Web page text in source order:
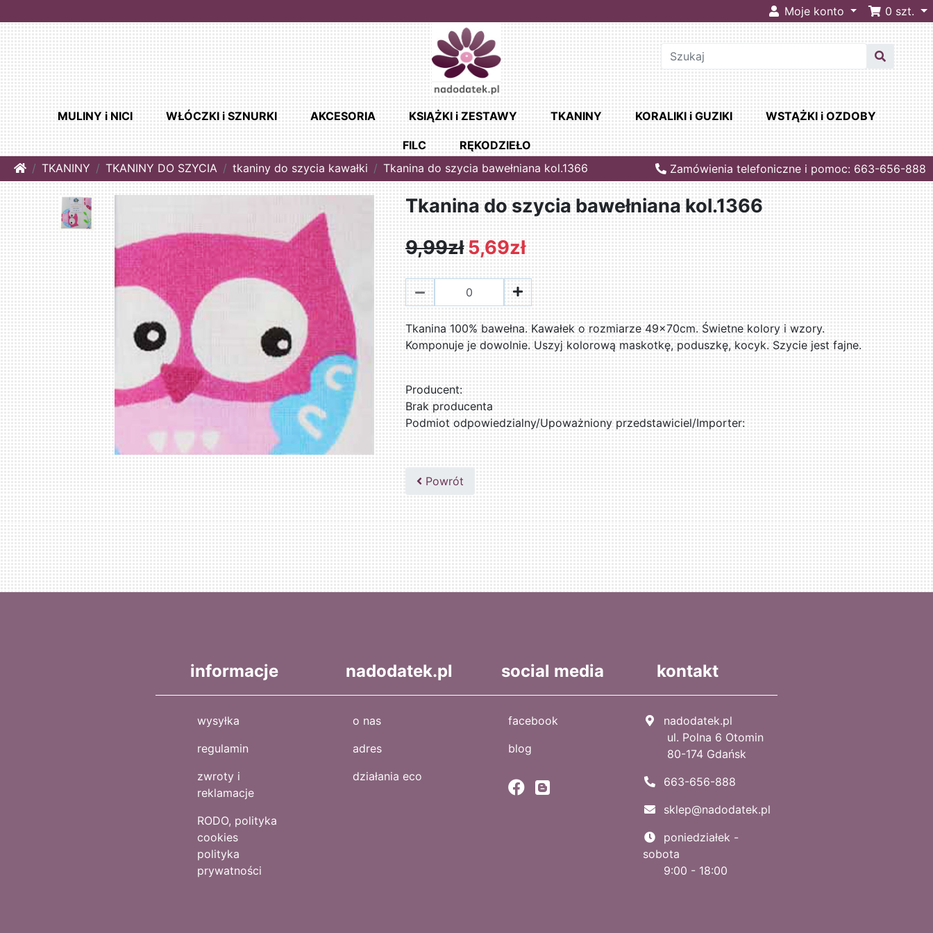
Moje konto 0 szt.
MULINY i NICI WŁÓCZKI i SZNURKI AKCESORIA KSIĄŻKI i ZESTAWY TKANINY KORALIKI i GUZIKI WSTĄŻKI i OZDOBY
FILC
RĘKODZIEŁO
HomeTKANINY TKANINY DO SZYCIA tkaniny do szycia kawałki Tkanina do szycia bawełniana kol.1366 Zamówienia telefoniczne i pomoc: 663-656-888
Tkanina do szycia bawełniana kol.1366
9,99zł 5,69zł
Tkanina 100% bawełna. Kawałek o rozmiarze 49x70cm. Świetne kolory i wzory.
Komponuje je dowolnie. Uszyj kolorową maskotkę, poduszkę, kocyk. Szycie jest fajne.
Producent:
Brak producenta
Podmiot odpowiedzialny/Upoważniony przedstawiciel/Importer:
Powrót
informacje
wysyłka
regulamin
zwroty i
reklamacje
RODO, polityka
cookies
polityka
prywatności
nadodatek.pl
o nas
adres
działania eco
social media
facebook
blog
kontakt
nadodatek.pl
ul. Polna 6 Otomin
80-174 Gdańsk
663-656-888
sklep@nadodatek.pl
poniedziałek -
sobota
9:00 - 18:00